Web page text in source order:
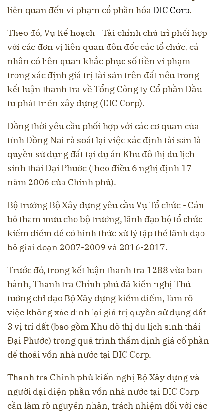
liên quan đến vi phạm cổ phần hóa DIC Corp.
Theo đó, Vụ Kế hoạch - Tài chính chủ trì phối hợp
với các đơn vị liên quan đôn đốc các tổ chức, cá
nhân có liên quan khắc phục số tiền vi phạm
trong xác định giá trị tài sản trên đất nêu trong
kết luận thanh tra về Tổng Công ty Cổ phần Đầu
tư phát triển xây dựng (DIC Corp).
Đồng thời yêu cầu phối hợp với các cơ quan của
tỉnh Đồng Nai rà soát lại việc xác định tài sản là
quyền sử dụng đất tại dự án Khu đô thị du lịch
sinh thái Đại Phước (theo điều 6 nghị định 17
năm 2006 của Chính phủ).
Bộ trưởng Bộ Xây dựng yêu cầu Vụ Tổ chức - Cán
bộ tham mưu cho bộ trưởng, lãnh đạo bộ tổ chức
kiểm điểm để có hình thức xử lý tập thể lãnh đạo
bộ giai đoạn 2007-2009 và 2016-2017.
Trước đó, trong kết luận thanh tra 1288 vừa ban
hành, Thanh tra Chính phủ đã kiến nghị Thủ
tướng chỉ đạo Bộ Xây dựng kiểm điểm, làm rõ
việc không xác định lại giá trị quyền sử dụng đất
3 vị trí đất (bao gồm Khu đô thị du lịch sinh thái
Đại Phước) trong quá trình thẩm định giá cổ phần
để thoái vốn nhà nước tại DIC Corp.
Thanh tra Chính phủ kiến nghị Bộ Xây dựng và
người đại diện phần vốn nhà nước tại DIC Corp
cần làm rõ nguyên nhân, trách nhiệm đối với các